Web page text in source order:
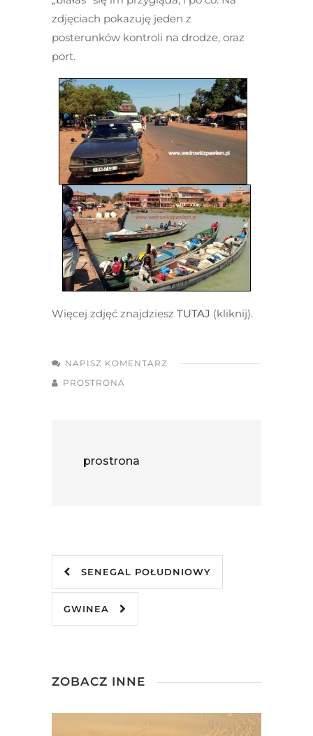
zdjęciach pokazuję jeden z
posterunków kontroli na drodze, oraz
port.
Więcej zdjęć znajdziesz TUTAJ (kliknij).
NAPISZ KOMENTARZ
PROSTRONA
prostrona
SENEGAL POŁUDNIOWY
GWINEA
ZOBACZ INNE